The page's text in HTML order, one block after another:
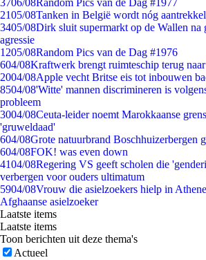
3706/08Random Pics van de Dag #1977
2105/08Tanken in België wordt nóg
3405/08Dirk sluit supermarkt op de Wallen na
agressie
1205/08Random Pics van de Dag #1976
604/08Kraftwerk brengt ruimteschip terug
2004/08Apple vecht Britse eis tot inbouwen
8504/08'Witte' mannen discrimineren is
probleem
3004/08Ceuta-leider noemt Marokkaanse
'gruweldaad'
604/08Grote natuurbrand Boschhuizerbergen
604/08FOK! was even down
4104/08Regering VS geeft scholen die
verbergen voor ouders ultimatum
5904/08Vrouw die asielzoekers hielp in
Afghaanse asielzoeker
Laatste items
Laatste items
Toon berichten uit deze thema's
Actueel